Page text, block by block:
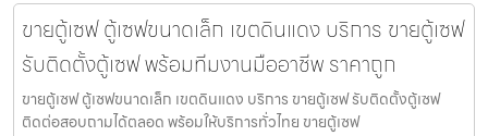
ขายตู้เซฟ ตู้เซฟขนาดเล็ก เขตดินแดง บริการ ขายตู้เซฟ
รับติดตั้งตู้เซฟ พร้อมทีมงานมืออาชีพ ราคาถูก
ขายตู้เซฟ ตู้เซฟขนาดเล็ก เขตดินแดง บริการ ขายตู้เซฟ รับติดตั้งตู้เซฟ
ติดต่อสอบถามได้ตลอด พร้อมให้บริการทั่วไทย ขายตู้เซฟ